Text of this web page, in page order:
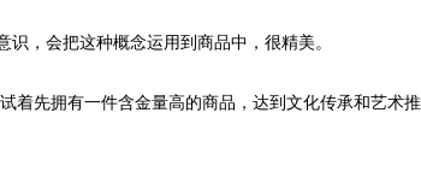
，会把这种概念运用到商品中，很精美。
先拥有一件含金量高的商品，达到文化传承和艺术